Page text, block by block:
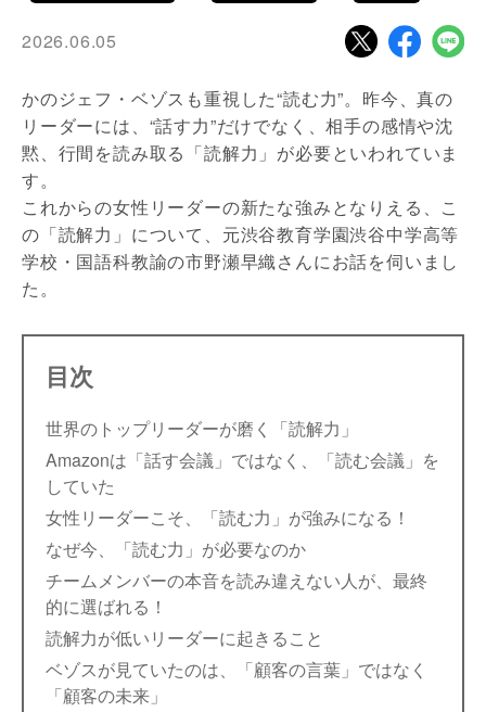
2026.06.05
かのジェフ・ベゾスも重視した“読む力”。昨今、真の
リーダーには、“話す力”だけでなく、相手の感情や沈
黙、行間を読み取る「読解力」が必要といわれていま
す。
これからの女性リーダーの新たな強みとなりえる、こ
の「読解力」について、元渋谷教育学園渋谷中学高等
学校・国語科教諭の市野瀬早織さんにお話を伺いまし
た。
目次
世界のトップリーダーが磨く「読解力」
Amazonは「話す会議」ではなく、「読む会議」を
していた
女性リーダーこそ、「読む力」が強みになる！
なぜ今、「読む力」が必要なのか
チームメンバーの本音を読み違えない人が、最終
的に選ばれる！
読解力が低いリーダーに起きること
ベゾスが見ていたのは、「顧客の言葉」ではなく
「顧客の未来」